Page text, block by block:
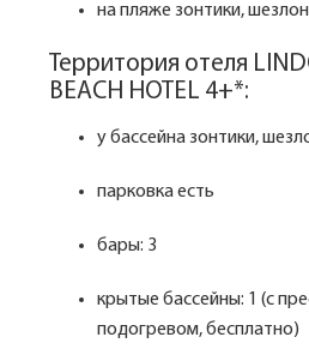
на пляже зонтики,
Территория отеля
BEACH HOTEL 4+*:
у бассейна зонтики,
парковка есть
бары: 3
крытые бассейны: 1 (с
подогревом, бесплатно)